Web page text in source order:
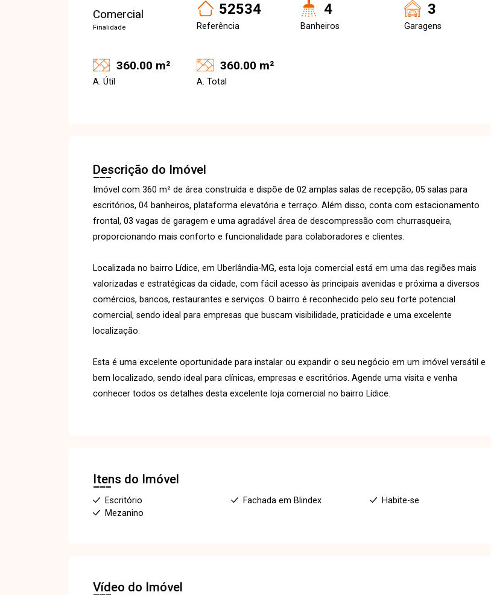
Comercial
Finalidade
52534
Referência
4
Banheiros
3
Garagens
360.00 m²
A. Útil
360.00 m²
A. Total
Descrição do Imóvel
Imóvel com 360 m² de área construída e dispõe de 02 amplas salas de recepção, 05 salas para
escritórios, 04 banheiros, plataforma elevatória e terraço. Além disso, conta com estacionamento
frontal, 03 vagas de garagem e uma agradável área de descompressão com churrasqueira,
proporcionando mais conforto e funcionalidade para colaboradores e clientes.
Localizada no bairro Lídice, em Uberlândia-MG, esta loja comercial está em uma das regiões mais
valorizadas e estratégicas da cidade, com fácil acesso às principais avenidas e próxima a diversos
comércios, bancos, restaurantes e serviços. O bairro é reconhecido pelo seu forte potencial
comercial, sendo ideal para empresas que buscam visibilidade, praticidade e uma excelente
localização.
Esta é uma excelente oportunidade para instalar ou expandir o seu negócio em um imóvel versátil e
bem localizado, sendo ideal para clínicas, empresas e escritórios. Agende uma visita e venha
conhecer todos os detalhes desta excelente loja comercial no bairro Lídice.
Itens do Imóvel
Escritório Fachada em Blindex
Habite-se
Mezanino
Vídeo do Imóvel